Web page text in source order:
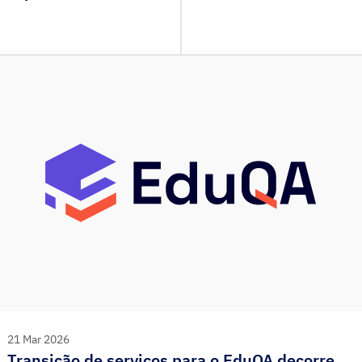
dos Santos, para a Vogal
21 Mar 2026